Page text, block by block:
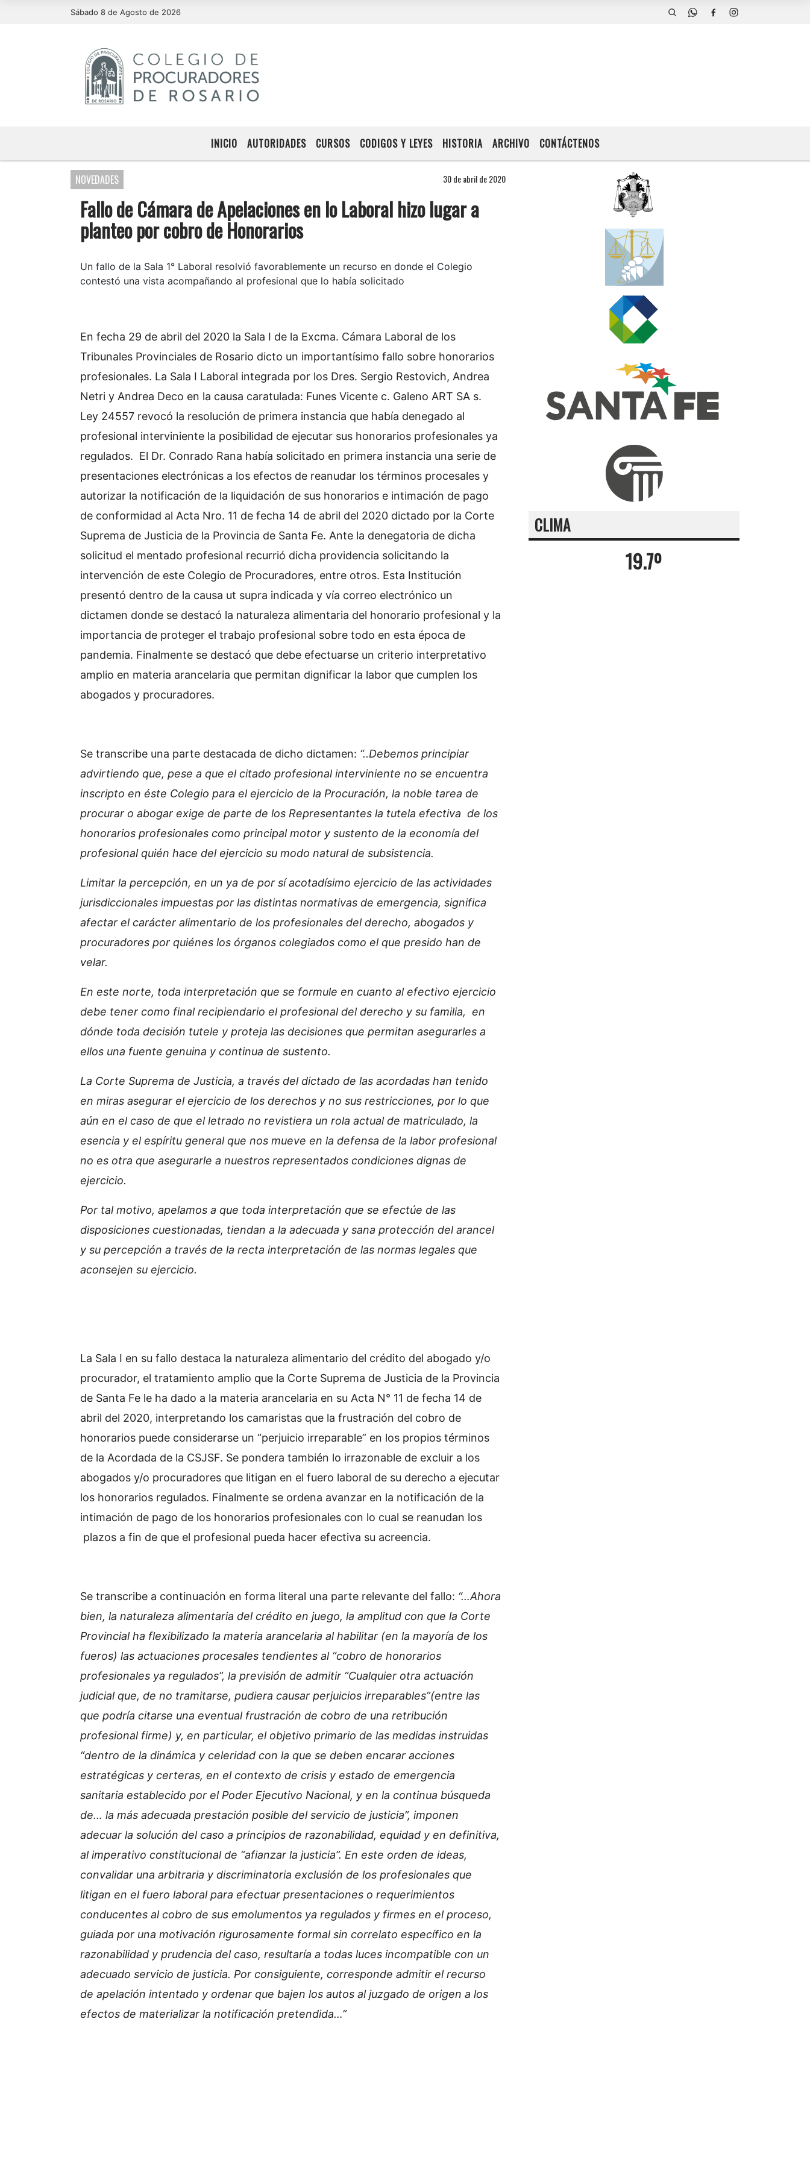
Sábado 8 de Agosto de 2026
INICIO AUTORIDADES CURSOS CODIGOS Y LEYES HISTORIA ARCHIVO CONTÁCTENOS
NOVEDADES 30 de abril de 2020
Fallo de Cámara de Apelaciones en lo Laboral hizo lugar a
planteo por cobro de Honorarios
Un fallo de la Sala 1° Laboral resolvió favorablemente un recurso en donde el Colegio
contestó una vista acompañando al profesional que lo había solicitado
En fecha 29 de abril del 2020 la Sala I de la Excma. Cámara Laboral de los
Tribunales Provinciales de Rosario dicto un importantísimo fallo sobre honorarios
profesionales. La Sala I Laboral integrada por los Dres. Sergio Restovich, Andrea
Netri y Andrea Deco en la causa caratulada: Funes Vicente c. Galeno ART SA s.
Ley 24557 revocó la resolución de primera instancia que había denegado al
profesional interviniente la posibilidad de ejecutar sus honorarios profesionales ya
regulados. El Dr. Conrado Rana había solicitado en primera instancia una serie de
presentaciones electrónicas a los efectos de reanudar los términos procesales y
autorizar la notificación de la liquidación de sus honorarios e intimación de pago
de conformidad al Acta Nro. 11 de fecha 14 de abril del 2020 dictado por la Corte
Suprema de Justicia de la Provincia de Santa Fe. Ante la denegatoria de dicha
solicitud el mentado profesional recurrió dicha providencia solicitando la
intervención de este Colegio de Procuradores, entre otros. Esta Institución
presentó dentro de la causa ut supra indicada y vía correo electrónico un
dictamen donde se destacó la naturaleza alimentaria del honorario profesional y la
importancia de proteger el trabajo profesional sobre todo en esta época de
pandemia. Finalmente se destacó que debe efectuarse un criterio interpretativo
amplio en materia arancelaria que permitan dignificar la labor que cumplen los
abogados y procuradores.
Se transcribe una parte destacada de dicho dictamen: “..Debemos principiar
advirtiendo que, pese a que el citado profesional interviniente no se encuentra
inscripto en éste Colegio para el ejercicio de la Procuración, la noble tarea de
procurar o abogar exige de parte de los Representantes la tutela efectiva de los
honorarios profesionales como principal motor y sustento de la economía del
profesional quién hace del ejercicio su modo natural de subsistencia.
Limitar la percepción, en un ya de por sí acotadísimo ejercicio de las actividades
jurisdiccionales impuestas por las distintas normativas de emergencia, significa
afectar el carácter alimentario de los profesionales del derecho, abogados y
procuradores por quiénes los órganos colegiados como el que presido han de
velar.
En este norte, toda interpretación que se formule en cuanto al efectivo ejercicio
debe tener como final recipiendario el profesional del derecho y su familia, en
dónde toda decisión tutele y proteja las decisiones que permitan asegurarles a
ellos una fuente genuina y continua de sustento.
La Corte Suprema de Justicia, a través del dictado de las acordadas han tenido
en miras asegurar el ejercicio de los derechos y no sus restricciones, por lo que
aún en el caso de que el letrado no revistiera un rola actual de matriculado, la
esencia y el espíritu general que nos mueve en la defensa de la labor profesional
no es otra que asegurarle a nuestros representados condiciones dignas de
ejercicio.
Por tal motivo, apelamos a que toda interpretación que se efectúe de las
disposiciones cuestionadas, tiendan a la adecuada y sana protección del arancel
y su percepción a través de la recta interpretación de las normas legales que
aconsejen su ejercicio.
La Sala I en su fallo destaca la naturaleza alimentario del crédito del abogado y/o
procurador, el tratamiento amplio que la Corte Suprema de Justicia de la Provincia
de Santa Fe le ha dado a la materia arancelaria en su Acta N° 11 de fecha 14 de
abril del 2020, interpretando los camaristas que la frustración del cobro de
honorarios puede considerarse un “perjuicio irreparable” en los propios términos
de la Acordada de la CSJSF. Se pondera también lo irrazonable de excluir a los
abogados y/o procuradores que litigan en el fuero laboral de su derecho a ejecutar
los honorarios regulados. Finalmente se ordena avanzar en la notificación de la
intimación de pago de los honorarios profesionales con lo cual se reanudan los
plazos a fin de que el profesional pueda hacer efectiva su acreencia.
Se transcribe a continuación en forma literal una parte relevante del fallo: “…Ahora
bien, la naturaleza alimentaria del crédito en juego, la amplitud con que la Corte
Provincial ha flexibilizado la materia arancelaria al habilitar (en la mayoría de los
fueros) las actuaciones procesales tendientes al “cobro de honorarios
profesionales ya regulados”, la previsión de admitir “Cualquier otra actuación
judicial que, de no tramitarse, pudiera causar perjuicios irreparables”(entre las
que podría citarse una eventual frustración de cobro de una retribución
profesional firme) y, en particular, el objetivo primario de las medidas instruidas
“dentro de la dinámica y celeridad con la que se deben encarar acciones
estratégicas y certeras, en el contexto de crisis y estado de emergencia
sanitaria establecido por el Poder Ejecutivo Nacional, y en la continua búsqueda
de… la más adecuada prestación posible del servicio de justicia”, imponen
adecuar la solución del caso a principios de razonabilidad, equidad y en definitiva,
al imperativo constitucional de “afianzar la justicia”. En este orden de ideas,
convalidar una arbitraria y discriminatoria exclusión de los profesionales que
litigan en el fuero laboral para efectuar presentaciones o requerimientos
conducentes al cobro de sus emolumentos ya regulados y firmes en el proceso,
guiada por una motivación rigurosamente formal sin correlato específico en la
razonabilidad y prudencia del caso, resultaría a todas luces incompatible con un
adecuado servicio de justicia. Por consiguiente, corresponde admitir el recurso
de apelación intentado y ordenar que bajen los autos al juzgado de origen a los
efectos de materializar la notificación pretendida…”
CLIMA
19.7º